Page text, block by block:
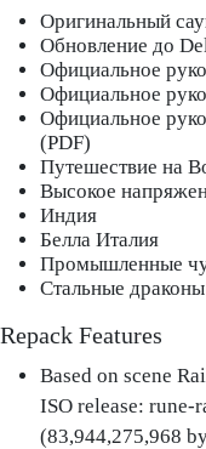
Оригинальный
Обновление до
Официальное
Официальное
Официальное
(PDF)
Путешествие на
Высокое
Индия
Белла Италия
Промышленные
Стальные драконы
Repack Features
Based on scene
ISO release: rune-
(83,944,275,968